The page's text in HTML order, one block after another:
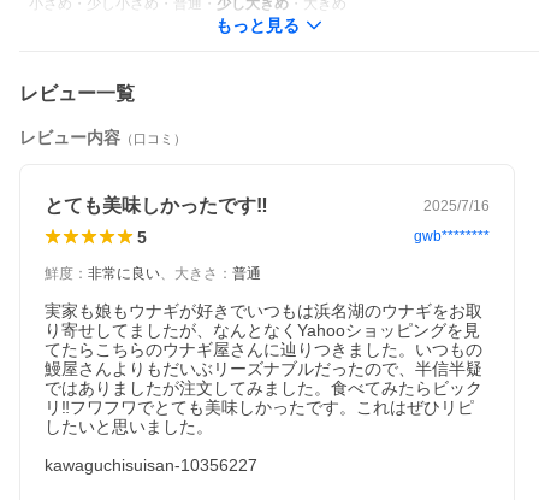
小さめ ・ 少し小さめ ・ 普通 ・ 少し大きめ ・ 大きめ
もっと見る
レビュー一覧
レビュー内容 （口コミ）
とても美味しかったです‼︎ 2025/7/16
5 gwb********
鮮度 ： 非常に良い、 大きさ ： 普通
実家も娘もウナギが好きでいつもは浜名湖のウナギをお取
り寄せしてましたが、なんとなくYahooショッピングを見
てたらこちらのウナギ屋さんに辿りつきました。いつもの
鰻屋さんよりもだいぶリーズナブルだったので、半信半疑
ではありましたが注文してみました。食べてみたらビック
リ‼︎フワフワでとても美味しかったです。これはぜひリピ
したいと思いました。
kawaguchisuisan-10356227